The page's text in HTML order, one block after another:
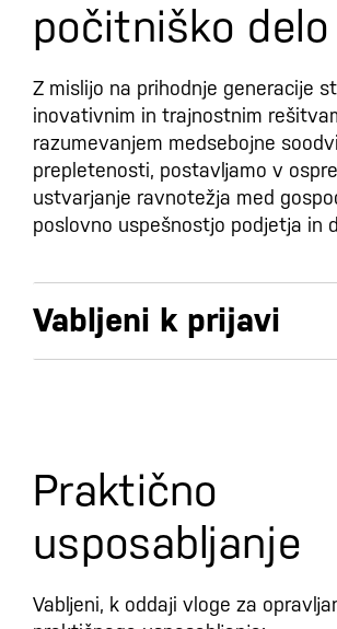
počitniško delo
Z mislijo na prihodnje generacije
inovativnim in trajnostnim
razumevanjem medsebojne
prepletenosti, postavljamo v
ustvarjanje ravnotežja med
poslovno uspešnostjo podjetja in
Vabljeni k prijavi
Praktično
usposabljanje
Vabljeni, k oddaji vloge za